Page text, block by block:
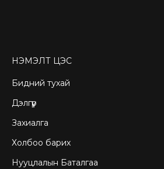
НЭМЭЛТ ЦЭС
Бидний тухай
Дэлгүүр
Захиалга
Холбоо барих
Нууцлалын Баталгаа